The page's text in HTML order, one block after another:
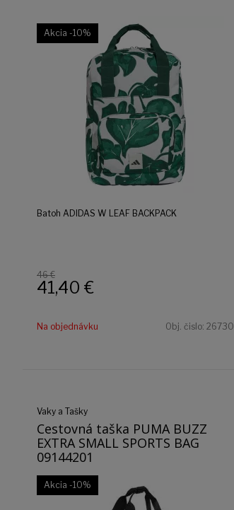
Akcia -10%
Batoh ADIDAS W LEAF BACKPACK
46 €
41,40 €
Na objednávku Obj. čislo: 26730
Vaky a Tašky
Cestovná taška PUMA BUZZ
EXTRA SMALL SPORTS BAG
09144201
Akcia -10%